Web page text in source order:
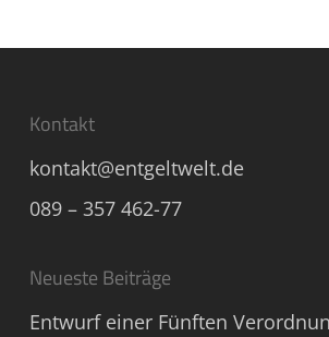
Kontakt
kontakt@entgeltwelt.de
089 – 357 462-77
Neueste Beiträge
Entwurf einer Fünften